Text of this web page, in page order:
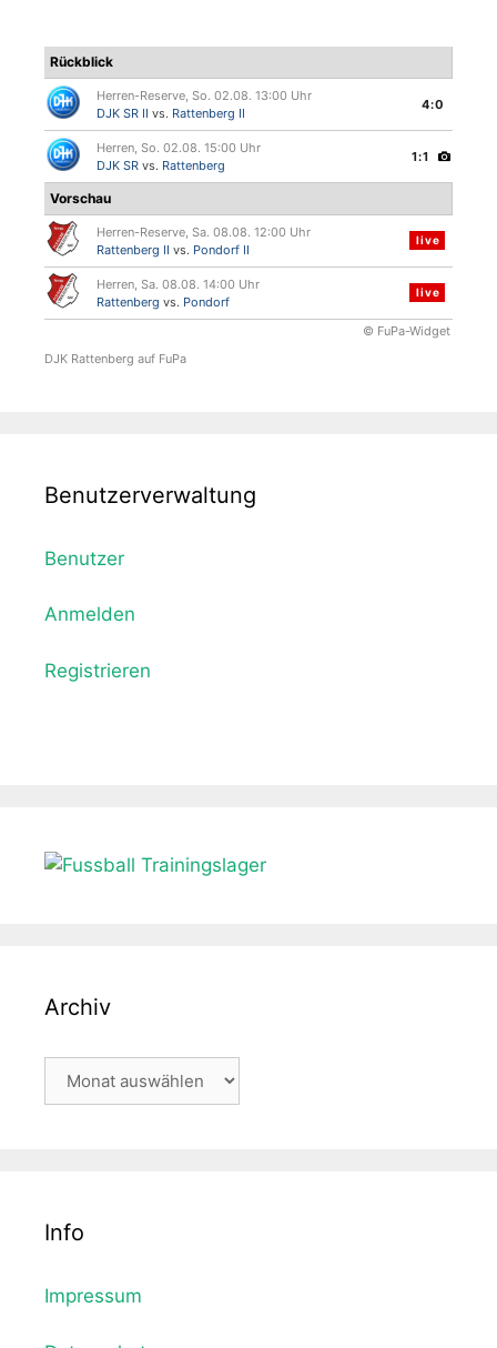
Rückblick
Herren-Reserve, So. 02.08. 13:00 Uhr
DJK SR II vs. Rattenberg II
4:0
Herren, So. 02.08. 15:00 Uhr
DJK SR vs. Rattenberg
1:1
Vorschau
Herren-Reserve, Sa. 08.08. 12:00 Uhr
Rattenberg II vs. Pondorf II
live
Herren, Sa. 08.08. 14:00 Uhr
Rattenberg vs. Pondorf
live
© FuPa-Widget
DJK Rattenberg auf FuPa
Benutzerverwaltung
Benutzer
Anmelden
Registrieren
Archiv
Archiv
Info
Impressum